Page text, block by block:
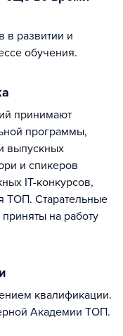
обучения.
программы,
выпускных
и спикеров
IT-конкурсов,
TOП. Старательные
приняты на работу
Академии TOП.